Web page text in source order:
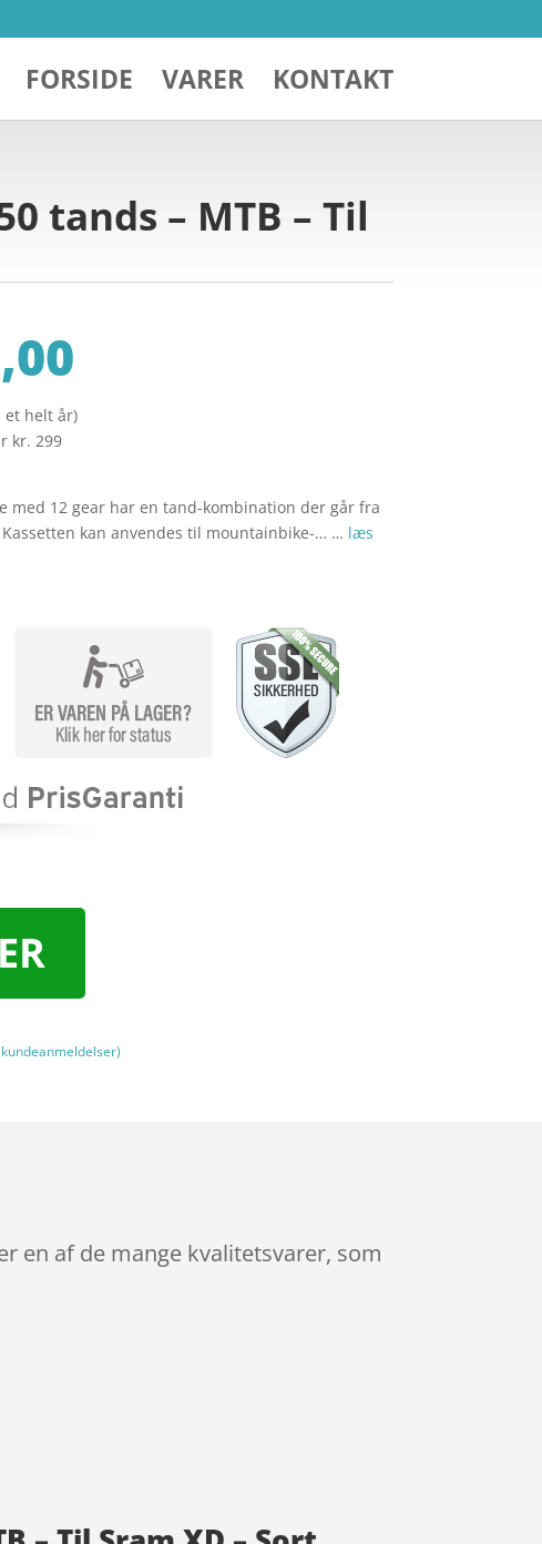
FORSIDE VARER KONTAKT
tands – MTB – Til
et helt år)
kr. 299
med 12 gear har en tand-kombination der går fra
kan anvendes til mountainbike-… … læs
kundeanmeldelser)
en af de mange kvalitetsvarer, som